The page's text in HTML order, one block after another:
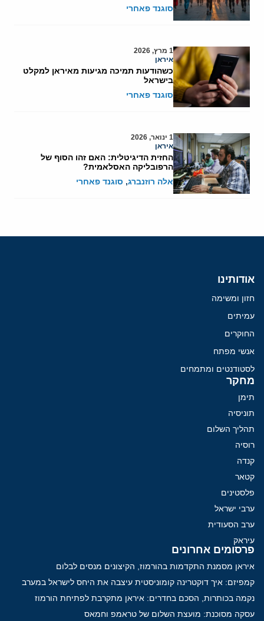
סוגנד פאחרי
1 מרץ, 2026
איראן
כשהודעות תמיכה מגיעות מאיראן למקלט
בישראל
סוגנד פאחרי
1 ינואר, 2026
איראן
החזית הדיגיטלית: האם זהו הסוף של
הרפובליקה האסלאמית?
אלה רוזנברג, סוגנד פאחרי
אודותינו
חזון ומשימה
עמיתים
החוקרים
אנשי מפתח
לסטודנטים ומתמחים
מחקר
תימן
תוניסיה
תהליך השלום
רוסיה
קנדה
קטאר
פלסטינים
ערבי ישראל
ערב הסעודית
עיראק
פרסומים אחרונים
איראן מסמנת התקדמות בהורמוז, הקיצונים מנסים לבלום
קמפיזם: איך דוקטרינה קומוניסטית עיצבה את היחס לישראל במערב
נקמה בכותרות, הסכם בחדרים: איראן מתקרבת לפתיחת הורמוז
עסקה מסוכנת: מועצת השלום של טראמפ וחמאס